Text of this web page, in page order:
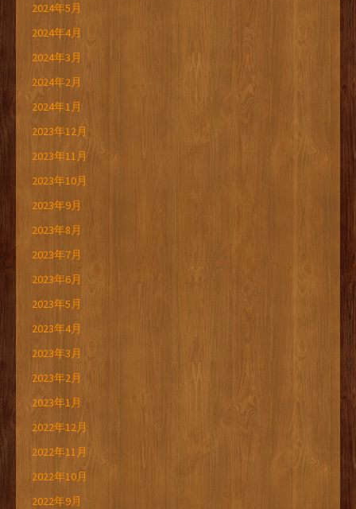
2024年5月
2024年4月
2024年3月
2024年2月
2024年1月
2023年12月
2023年11月
2023年10月
2023年9月
2023年8月
2023年7月
2023年6月
2023年5月
2023年4月
2023年3月
2023年2月
2023年1月
2022年12月
2022年11月
2022年10月
2022年9月